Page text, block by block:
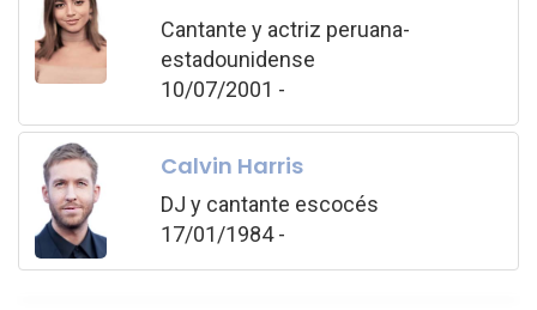
Cantante y actriz peruana-
estadounidense
10/07/2001 -
Calvin Harris
DJ y cantante escocés
17/01/1984 -